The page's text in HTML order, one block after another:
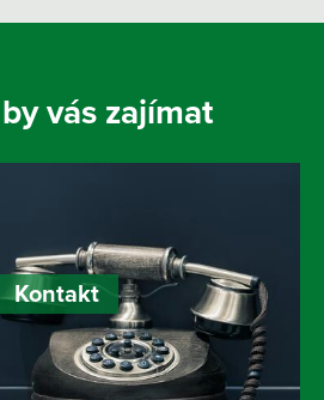
vás zajímat
Kontakt